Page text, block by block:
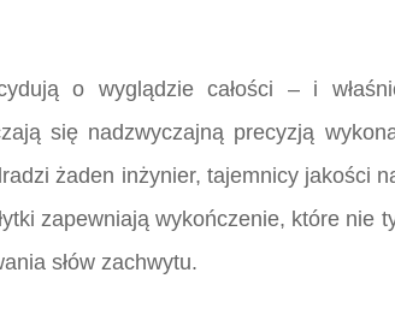
o wyglądzie całości – i
się nadzwyczajną precyzją
żaden inżynier, tajemnicy jakości
zapewniają wykończenie, które
słów zachwytu.